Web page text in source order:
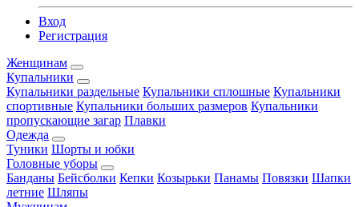
Вход
Регистрация
Женщинам
Купальники
Купальники раздельные Купальники сплошные Купальники
спортивные Купальники больших размеров Купальники
пропускающие загар Плавки
Одежда
Туники Шорты и юбки
Головные уборы
Банданы Бейсболки Кепки Козырьки Панамы Повязки Шапки
летние Шляпы